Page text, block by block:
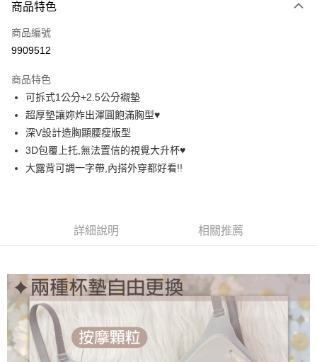
信用卡一次付款
超商取貨付款
街口支付
悠遊付
AFTEE先享後付
相關說明
２．便利：只要手機號碼，簡訊認證，即可結帳。
１．於結帳方式選擇「AFTEE先享後付」後，將跳轉至「AFTEE先享後付」
結帳頁面，進行簡訊認證並確認金額後，即可完成結帳。
２．訂單成立數日內，您將收到繳費通知簡訊。
３．收到繳費通知簡訊後14天內，點擊此簡訊中的連結，可透過四大超商／
ATM／網路銀行／等多元方式進行付款，方視為交易完成。
※ 請注意：結帳手續完成當下不需立刻繳費，但若您需要取消訂單，請聯絡
購買商品的店家。未經商家同意取消之訂單仍視為有效，需透過AFTEE先享
付款後全家取貨
每筆NT$60，滿NT$699(含以上)免運費
7-11取貨付款
每筆NT$60，滿NT$699(含以上)免運費
商品特色
商品編號
9909512
商品特色
可拆式1公分+2.5公分襯墊
超厚墊讓妳炸出渾圓飽滿胸型♥️
深V設計造胸顯腰瘦版型
3D包覆上托,無法置信的視覺大升杯♥️
大露背可調一字帶,內搭外穿都好看!!
詳細說明 相關推薦